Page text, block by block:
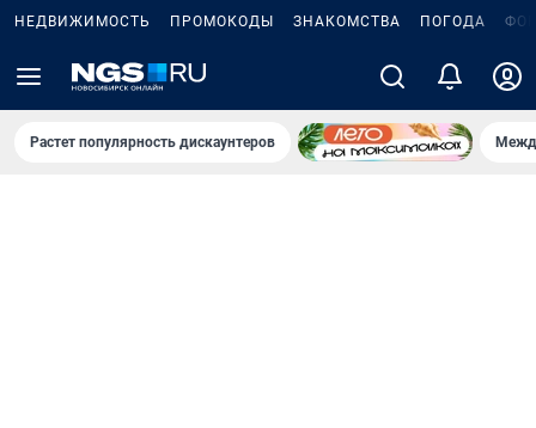
НЕДВИЖИМОСТЬ ПРОМОКОДЫ ЗНАКОМСТВА ПОГОДА
Растет популярность дискаунтеров